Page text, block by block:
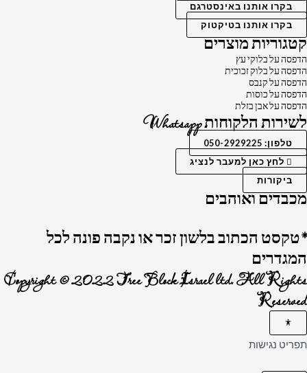
בקרו אותנו באינסטרגם
בקרו אותנו בטיקטוק
קטגוריות מוצרים
הדפסה על בלוקי עץ
הדפסה על בלוק זכוכית
הדפסה על קנבס
הדפסה על כוסות
הדפסה על אבן בזלת
לשירות הלקוחות Whatsapp
טלפון: 050-2929225
לחץ כאן למעבר לנציג
ביקורות
מכבדים ואוהבים
*טקסט הכתוב בלשון זכר או נקבה פונה לכל
המגדרים
Copyright © 2022 Tree Block Israel ltd. All Rights
Reserved
תפריט נגישות